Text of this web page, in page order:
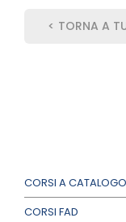
CORSI A CATALOGO
CORSI FAD
< TORNA A